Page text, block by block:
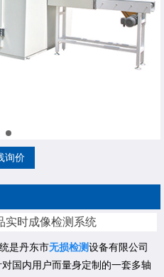
询价
实时成像检测系统
是丹东市无损检测设备有限公司
国内用户而量身定制的一套多轴